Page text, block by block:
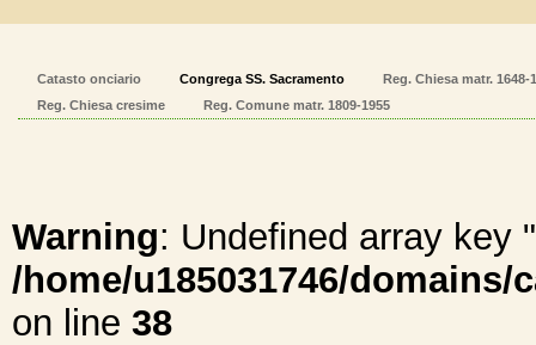
Catasto onciario Congrega SS. Sacramento
Reg. Chiesa matr. 1648-
Reg. Chiesa cresime
Reg. Comune matr. 1809-1955
Warning: Undefined array key
/home/u185031746/
on line 38